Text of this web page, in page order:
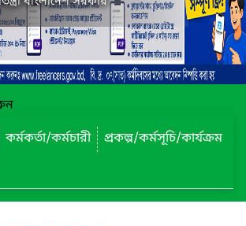
কর্মকর্তা/কর্মচারী
প্রকল্প/কর্মসূচি/কার্যক্রম